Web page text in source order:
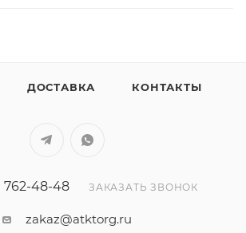
ДОСТАВКА КОНТАКТЫ
762-48-48 ЗАКАЗАТЬ ЗВОНОК
zakaz@atktorg.ru